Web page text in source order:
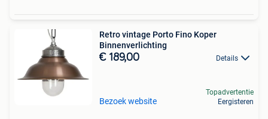
Retro vintage Porto Fino Koper
Binnenverlichting
€ 189,00 Details
Bezoek website
Topadvertentie
Eergisteren